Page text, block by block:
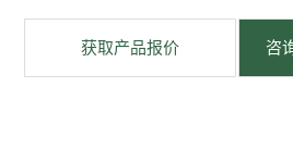
获取产品报价 咨